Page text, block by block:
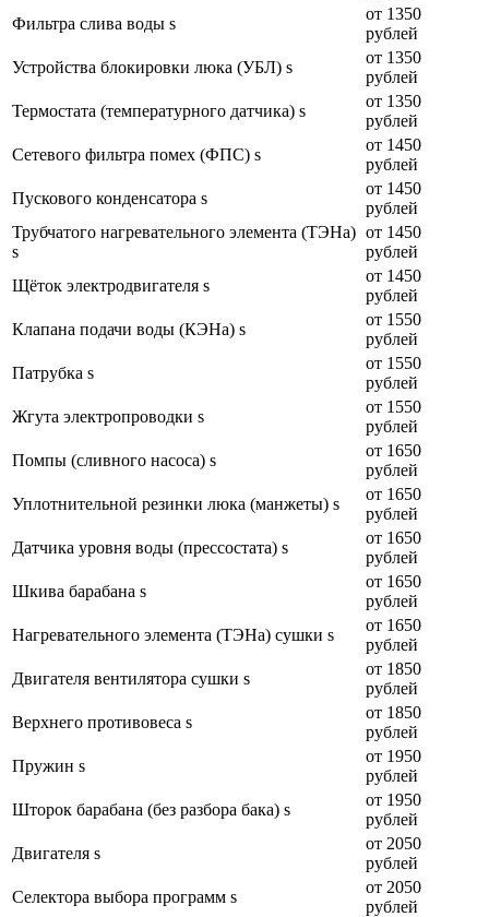
Фильтра слива воды s
от 1350
рублей
Устройства блокировки люка (УБЛ) s
от 1350
рублей
Термостата (температурного датчика) s
от 1350
рублей
Сетевого фильтра помех (ФПС) s
от 1450
рублей
Пускового конденсатора s
от 1450
рублей
Трубчатого нагревательного элемента (ТЭНа)
s
от 1450
рублей
Щёток электродвигателя s
от 1450
рублей
Клапана подачи воды (КЭНа) s
от 1550
рублей
Патрубка s
от 1550
рублей
Жгута электропроводки s
от 1550
рублей
Помпы (сливного насоса) s
от 1650
рублей
Уплотнительной резинки люка (манжеты) s
от 1650
рублей
Датчика уровня воды (прессостата) s
от 1650
рублей
Шкива барабана s
от 1650
рублей
Нагревательного элемента (ТЭНа) сушки s
от 1650
рублей
Двигателя вентилятора сушки s
от 1850
рублей
Верхнего противовеса s
от 1850
рублей
Пружин s
от 1950
рублей
Шторок барабана (без разбора бака) s
от 1950
рублей
Двигателя s
от 2050
рублей
Селектора выбора программ s
от 2050
рублей